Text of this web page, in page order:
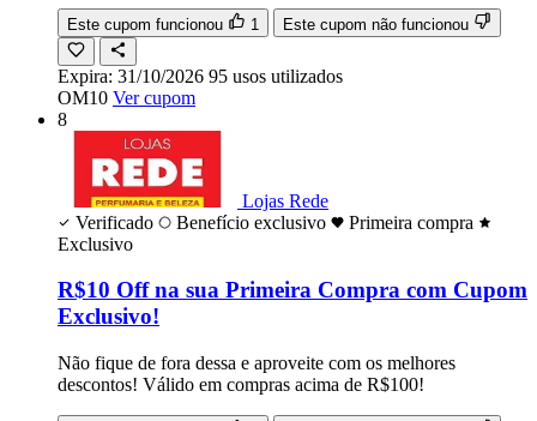
Este cupom funcionou 1 Este cupom não funcionou
Expira: 31/10/2026 95 usos utilizados
OM10 Ver cupom
8
Lojas Rede
Verificado
Benefício exclusivo
Primeira compra
Exclusivo
R$10 Off na sua Primeira Compra com Cupom
Exclusivo!
Não fique de fora dessa e aproveite com os melhores
descontos! Válido em compras acima de R$100!